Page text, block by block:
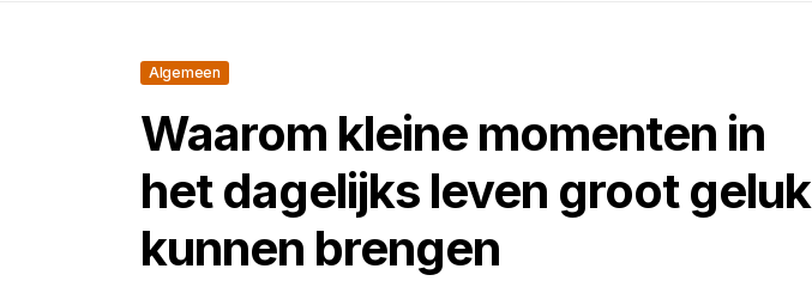
Algemeen
Waarom kleine momenten in
het dagelijks leven groot geluk
kunnen brengen